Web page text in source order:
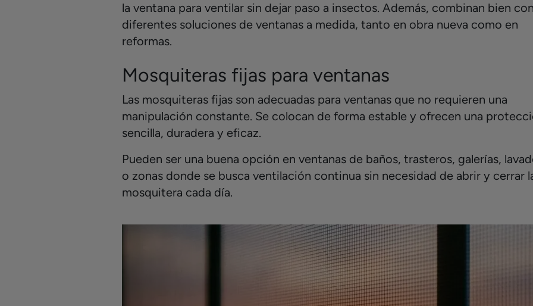
la ventana para ventilar sin dejar paso a insectos. Además, combinan bien con
diferentes soluciones de ventanas a medida, tanto en obra nueva como en
reformas.
Mosquiteras fijas para ventanas
Las mosquiteras fijas son adecuadas para ventanas que no requieren una
manipulación constante. Se colocan de forma estable y ofrecen una
sencilla, duradera y eficaz.
Pueden ser una buena opción en ventanas de baños, trasteros, galerías,
o zonas donde se busca ventilación continua sin necesidad de abrir y cerrar
mosquitera cada día.